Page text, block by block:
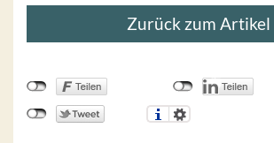
Zurück zum Artikel